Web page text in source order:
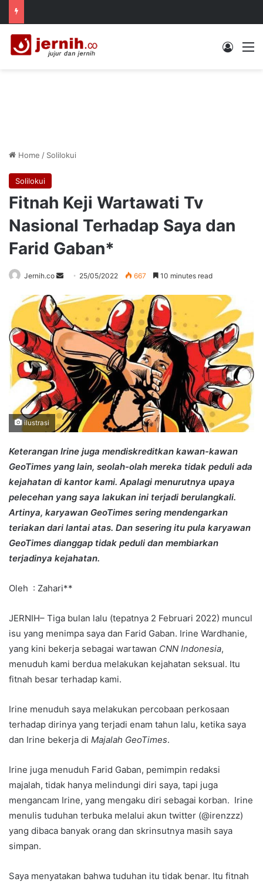
Log In
Home / Solilokui
Solilokui
Fitnah Keji Wartawati Tv
Nasional Terhadap Saya dan
Farid Gaban*
Jernih.co
Send
email
25/05/2022 667 10 minutes read
ilustrasi
Keterangan Irine juga mendiskreditkan kawan-kawan
GeoTimes yang lain, seolah-olah mereka tidak peduli ada
kejahatan di kantor kami. Apalagi menurutnya upaya
pelecehan yang saya lakukan ini terjadi berulangkali.
Artinya, karyawan GeoTimes sering mendengarkan
teriakan dari lantai atas. Dan sesering itu pula karyawan
GeoTimes dianggap tidak peduli dan membiarkan
terjadinya kejahatan.
Oleh : Zahari**
JERNIH– Tiga bulan lalu (tepatnya 2 Februari 2022) muncul
isu yang menimpa saya dan Farid Gaban. Irine Wardhanie,
yang kini bekerja sebagai wartawan CNN Indonesia,
menuduh kami berdua melakukan kejahatan seksual. Itu
fitnah besar terhadap kami.
Irine menuduh saya melakukan percobaan perkosaan
terhadap dirinya yang terjadi enam tahun lalu, ketika saya
dan Irine bekerja di Majalah GeoTimes.
Irine juga menuduh Farid Gaban, pemimpin redaksi
majalah, tidak hanya melindungi diri saya, tapi juga
mengancam Irine, yang mengaku diri sebagai korban. Irine
menulis tuduhan terbuka melalui akun twitter (@irenzzz)
yang dibaca banyak orang dan skrinsutnya masih saya
simpan.
Saya menyatakan bahwa tuduhan itu tidak benar. Itu fitnah